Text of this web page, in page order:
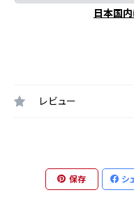
日本国
レビュー
保存 シ